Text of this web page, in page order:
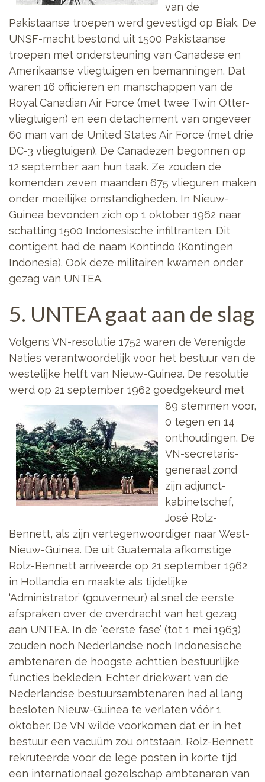
van de
Pakistaanse troepen werd gevestigd op Biak. De
UNSF-macht bestond uit 1500 Pakistaanse
troepen met ondersteuning van Canadese en
Amerikaanse vliegtuigen en bemanningen. Dat
waren 16 officieren en manschappen van de
Royal Canadian Air Force (met twee Twin Otter-
vliegtuigen) en een detachement van ongeveer
60 man van de United States Air Force (met drie
DC-3 vliegtuigen). De Canadezen begonnen op
12 september aan hun taak. Ze zouden de
komenden zeven maanden 675 vlieguren maken
onder moeilijke omstandigheden. In Nieuw-
Guinea bevonden zich op 1 oktober 1962 naar
schatting 1500 Indonesische infiltranten. Dit
contigent had de naam Kontindo (Kontingen
Indonesia). Ook deze militairen kwamen onder
gezag van UNTEA.
5. UNTEA gaat aan de slag
Volgens VN-resolutie 1752 waren de Verenigde
Naties verantwoordelijk voor het bestuur van de
westelijke helft van Nieuw-Guinea. De resolutie
werd op 21 september 1962 goedgekeurd met
89 stemmen voor,
0 tegen en 14
onthoudingen. De
VN-secretaris-
generaal zond
zijn adjunct-
kabinetschef,
José Rolz-
Bennett, als zijn vertegenwoordiger naar West-
Nieuw-Guinea. De uit Guatemala afkomstige
Rolz-Bennett arriveerde op 21 september 1962
in Hollandia en maakte als tijdelijke
‘Administrator’ (gouverneur) al snel de eerste
afspraken over de overdracht van het gezag
aan UNTEA. In de ‘eerste fase’ (tot 1 mei 1963)
zouden noch Nederlandse noch Indonesische
ambtenaren de hoogste achttien bestuurlijke
functies bekleden. Echter driekwart van de
Nederlandse bestuursambtenaren had al lang
besloten Nieuw-Guinea te verlaten vóór 1
oktober. De VN wilde voorkomen dat er in het
bestuur een vacuüm zou ontstaan. Rolz-Bennett
rekruteerde voor de lege posten in korte tijd
een internationaal gezelschap ambtenaren van